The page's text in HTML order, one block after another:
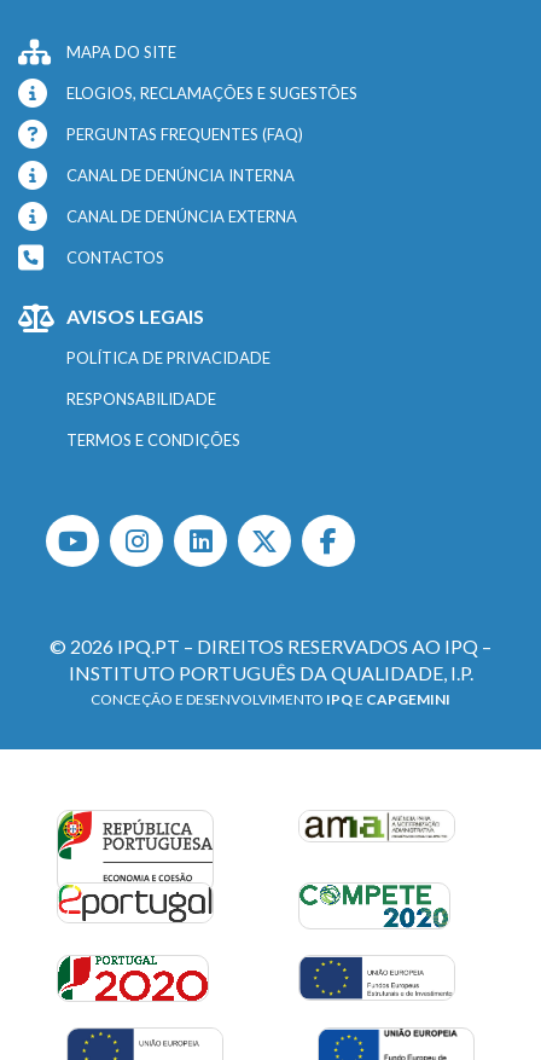
MAPA DO SITE
ELOGIOS, RECLAMAÇÕES E SUGESTÕES
PERGUNTAS FREQUENTES (FAQ)
CANAL DE DENÚNCIA INTERNA
CANAL DE DENÚNCIA EXTERNA
CONTACTOS
AVISOS LEGAIS
POLÍTICA DE PRIVACIDADE
RESPONSABILIDADE
TERMOS E CONDIÇÕES
© 2026 IPQ.PT – DIREITOS RESERVADOS AO IPQ –
INSTITUTO PORTUGUÊS DA QUALIDADE, I.P.
CONCEÇÃO E DESENVOLVIMENTO IPQE CAPGEMINI